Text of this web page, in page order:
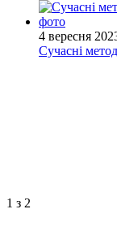
4 вересня
Сучасні
1 з 2